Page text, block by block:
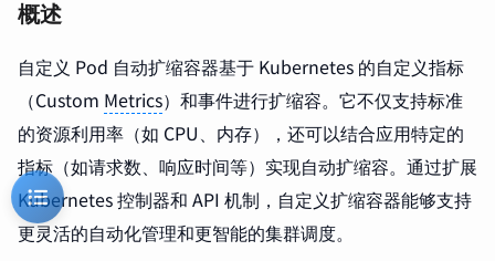
概述
自定义 Pod 自动扩缩容器基于 Kubernetes 的自定义指标
（Custom Metrics）和事件进行扩缩容。它不仅支持标准
的资源利用率（如 CPU、内存），还可以结合应用特定的
指标（如请求数、响应时间等）实现自动扩缩容。通过扩展
Kubernetes 控制器和 API 机制，自定义扩缩容器能够支持
更灵活的自动化管理和更智能的集群调度。